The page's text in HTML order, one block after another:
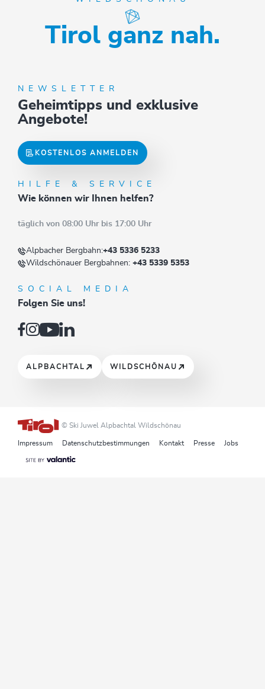
Tirol ganz nah.
NEWSLETTER
Geheimtipps und exklusive
Angebote!
KOSTENLOS ANMELDEN
HILFE & SERVICE
Wie können wir Ihnen helfen?
täglich von 08:00 Uhr bis 17:00 Uhr
Alpbacher Bergbahn:+43 5336 5233
Wildschönauer Bergbahnen: +43 5339 5353
SOCIAL MEDIA
Folgen Sie uns!
ALPBACHTAL WILDSCHÖNAU
© Ski Juwel Alpbachtal Wildschönau
Impressum Datenschutzbestimmungen Kontakt Presse Jobs